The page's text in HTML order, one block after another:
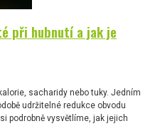
při hubnutí a jak je
sacharidy nebo tuky. Jedním
udržitelné redukce obvodu
podrobně vysvětlíme, jak jejich